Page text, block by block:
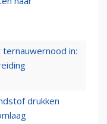
in:
drukken